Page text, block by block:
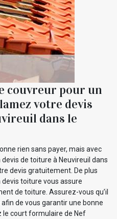
couvreur pour un
votre devis
dans le
rien sans payer, mais avec
de toiture à Neuvireuil dans
devis gratuitement. De plus
toiture vous assure
de toiture. Assurez-vous qu’il
de vous garantir une bonne
le court formulaire de Nef